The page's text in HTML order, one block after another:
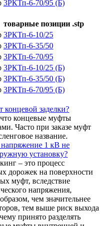
3РКТп-6-70/95 (Б)
товарные позиции .stp
3РКТп-6-10/25
3РКТп-6-35/50
3РКТп-6-70/95
3РКТп-6-10/25 (Б)
3РКТп-6-35/50 (Б)
3РКТп-6-70/95 (Б)
концевой заделки?
концевые муфты
Часто при заказе муфт
название.
1 кВ не
установку?
– это процесс
дорожек на поверхности
муфт, вследствие
напряжения,
чем значительнее
тем выше риск выхода
принято разделять